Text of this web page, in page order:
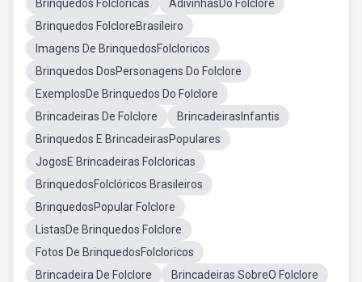
Brinquedos Folcloricas
AdivinhasDo Folclore
Brinquedos FolcloreBrasileiro
Imagens De BrinquedosFolcloricos
Brinquedos DosPersonagens Do Folclore
ExemplosDe Brinquedos Do Folclore
Brincadeiras De Folclore
BrincadeirasInfantis
Brinquedos E BrincadeirasPopulares
JogosE Brincadeiras Folcloricas
BrinquedosFolclóricos Brasileiros
BrinquedosPopular Folclore
ListasDe Brinquedos Folclore
Fotos De BrinquedosFolcloricos
Brincadeira De Folclore
Brincadeiras SobreO Folclore